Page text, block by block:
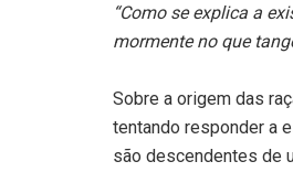
“Como se explica a
mormente no que
Sobre a origem das
tentando responder a
são descendentes de